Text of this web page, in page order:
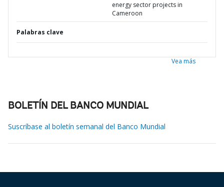
energy sector projects in
Cameroon
Palabras clave
Vea más
BOLETÍN DEL BANCO MUNDIAL
Suscríbase al boletín semanal del Banco Mundial